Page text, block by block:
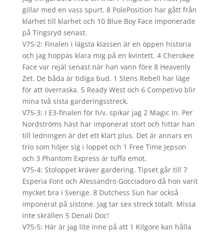
gillar med en vass spurt. 8 PolePosition har gått från
klarhet till klarhet och 10 Blue Boy Face imponerade
på Tingsryd senast.
V75-2: Finalen i lägsta klassen är en öppen historia
och jag hoppas klara mig på en kvintett. 4 Cherokee
Face var rejäl senast när han vann före 8 Heavenly
Zet. De båda är tidiga bud. 1 Stens Rebell har läge
för att överraska. 5 Ready West och 6 Competivo blir
mina två sista garderingsstreck.
V75-3: I E3-finalen för h/v. spikar jag 2 Magic In. Per
Nordströms häst har imponerat stort och hittar han
till ledningen är det ett klart plus. Det är annars en
trio som höjer sig i loppet och 1 Free Time Jepson
och 3 Phantom Express är tuffa emot.
V75-4: Stoloppet kräver gardering. Tipset går till 7
Esperia Font och Alessandro Gocciadoro då hon varit
mycket bra i Sverige. 8 Dutchess Sun har också
imponerat på sistone. Jag tar sex streck totalt. Missa
inte skrällen 5 Denali Doc!
V75-5: Här är jag lite inne på att 1 Kilgore kan hålla